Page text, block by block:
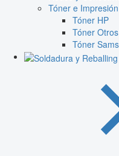
Tóner e Impresión
Tóner HP
Tóner
Tóner